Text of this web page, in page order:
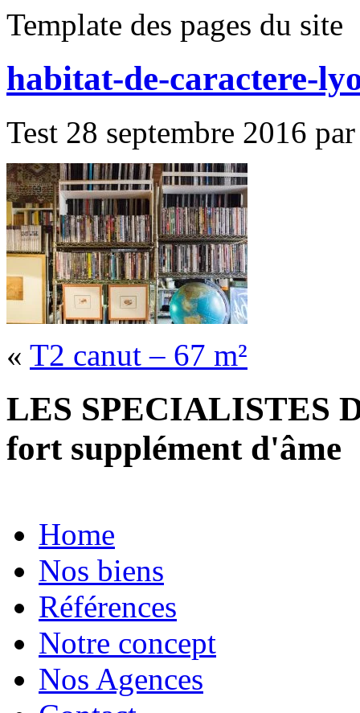
Template des pages du site
habitat-de-caractere-
Test 28 septembre 2016
« T2 canut – 67 m²
LES SPECIALISTES
fort supplément d'âme
Home
Nos biens
Références
Notre concept
Nos Agences